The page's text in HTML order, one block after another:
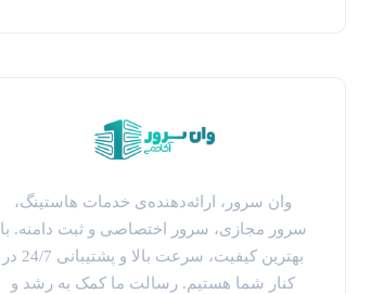
وان سرور، ارائه‌دهنده‌ی خدمات هاستینگ،
سرور مجازی، سرور اختصاصی و ثبت دامنه. با
بهترین کیفیت، سرعت بالا و پشتیبانی 24/7 در
کنار شما هستیم. رسالت ما کمک به رشد و